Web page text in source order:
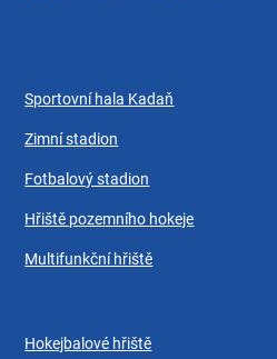
Sportovní hala Kadaň
Zimní stadion
Fotbalový stadion
Hřiště pozemního hokeje
Multifunkční hřiště
Hokejbalové hřiště